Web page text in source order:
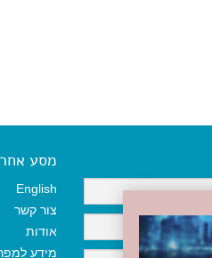
מסע אחר
English
צור קשר
אודות
מידע